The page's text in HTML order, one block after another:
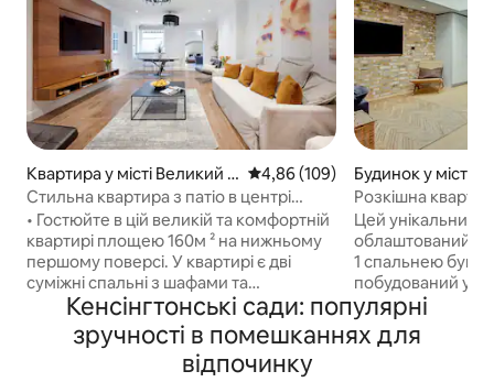
Квартира у місті Великий Л
ондон
Середня оцінка: 4,86 з 5,
4,86 (109)
Стильна квартира з патіо в центрі
Лондона
• Гостюйте в цій великій та комфортній
квартирі площею 160м ² на нижньому
першому поверсі. У квартирі є дві
суміжні спальні з шафами та
кондиціонером, за винятком вітальні.
У головній спальні є ліжко розміру
«Super King» (за британськими
стандартами), у другій спальні — ліжко
Будинок у місті
ндон
Розкішна
Park Notting Hill
Цей унікальний,
облаштований
1 спальнею був
побудований у
який створив
квартира
провулку з
Кенсінгтонські сади: популярні
зручності в помешканнях для
відпочинку